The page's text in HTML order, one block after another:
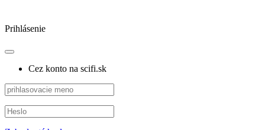
Prihlásenie
Cez konto na scifi.sk